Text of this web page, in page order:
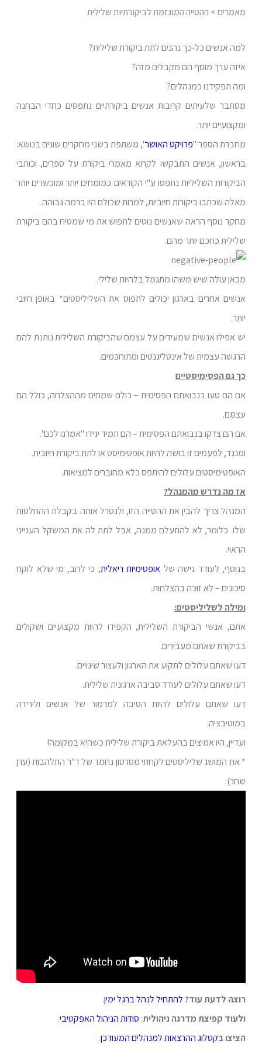
מאמרים> ההטייה המוגזמת לביקורתיות שלילית
למה אנשים כל-כך נהנים לתת ביקורת שלילית?
איזה ערך מוסף הם מקבלים מזה?
ומה תפקידנו כמנהלים?
מסתבר שלעיתים קרובות אנשים ביקורתיים נתפסים כחדי הבחנה
ומקצועיים יותר.
מחברת הספר "פרויקט האושר", משתפת בשני מחקרים שונים בנושא:
בראשון, אנשים התבקשו לקרוא מאמרי ביקורת על ספרים, וכותבי
הביקורות השליליות נתפסו ע"י הקוראים כמומחים יותר ומוכשרים יותר
מאלה שכתבו ביקורות חיוביות, למרות שכולם היו ברמה גבוהה.
מחקר נוסף הראה שאנשים נוטים לתפוש את מי שמטיח בהם ביקורת
שלילית כחכם יותר מהם.
מכאן עולה שיש משהו מתגמל בלהיות שלילי.
אנשים אחרים בארגון יכולים לתפוס את השליליסטים* באופן חיובי
יותר.
יש אפילו אנשים שמעידים על עצמם שהביקורת השלילית נותנת להם
הרגשה עצמית של אינטליגנטים ומתוחכמים.
כך גם הפסימיסטיים
אם הם טעו בנבואתם הפסימית – כולם שמחים מההצלחה, כולל הם
עצמם.
אם הם צדקו בנבואתם הפסימית – הם תמיד יגידו "אמרנו לכם".
ומנגד, לפעמים זו בושה להיות אופטימיסט או לתת ביקורת חיובית.
האופטימיסטים עלולים להיתפס כלא מחוברים למציאות.
אז מה נדרש מהמנהל?
המנהל צריך להבין את ההטייה הזו, ולנטרל אותה בקבלת ההחלטות
שלו. כלומר, לא להתעלם ממנה, אבל לתת לה את המשקל הענייני
הראוי.
בנוסף, לעודד גישה של אופטימיות ריאלית, כי לרוב, מי שלא לוקח
סיכונים – לא זוכה בהצלחות.
ומילה לשליליסטים:
אתם, אנשי הביקורת השלילית, הקפידו להיות מקצועיים ושקולים
בביקורת שאתם מעבירים.
דעו שאתם עלולים לתקוע את הארגון ולעצור שינויים.
דעו שאתם עלולים לעודד סביבה ארגונית שלילית.
דעו שאתם עלולים להיות הסיבה למרמור של אנשים ולירידה
במוטיבציה.
ועדיין, היו אמיצים בהעלאת ביקורת שלילית כשהיא במקומה!
* את המושג שליליסטים לקחתי מסרטון נחמד של ד"ר התלהבות (ערן
שחר):
רוצה לדעת עוד? להתחיל לנהל ברגל ימין.
ולעוד קפיצת מדרגה ניהולית: סודות הניהול האפקטיבי.
הציצו בקטלוג ההרצאות למנהלים המעודכן.